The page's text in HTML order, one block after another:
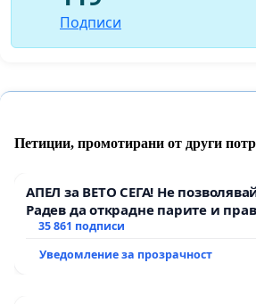
Подписи
Петиции, промотирани от други
АПЕЛ за ВЕТО СЕГА! Не
Радев да открадне парите и
тъмното
35 861 подписи
Уведомление за прозрачност